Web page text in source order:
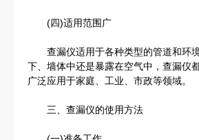
(四)适用范围广
查漏仪适用于各种类型的管道和环境
下、墙体中还是暴露在空气中，查漏仪
广泛应用于家庭、工业、市政等领域。
三、查漏仪的使用方法